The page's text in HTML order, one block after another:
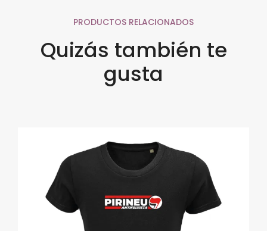
PRODUCTOS RELACIONADOS
Quizás también te
gusta